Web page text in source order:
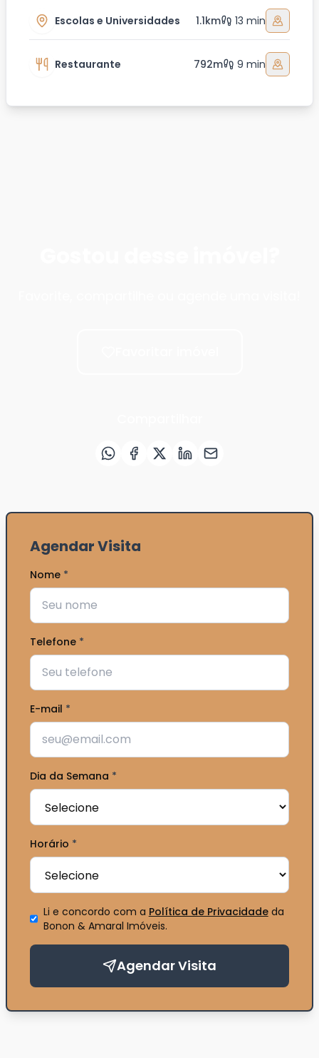
Escolas e Universidades 1.1km 13 min
Restaurante 792m 9 min
Agendar Visita
Nome *
Telefone *
E-mail *
Dia da Semana *
Horário *
Li e concordo com a Política de Privacidadeda
Bonon & Amaral Imóveis.
Agendar Visita